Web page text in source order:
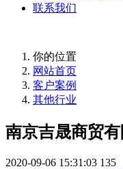
联系我们
你的位置
网站首页
客户案例
其他行业
南京吉晟商贸
2020-09-06 15:31:03 135